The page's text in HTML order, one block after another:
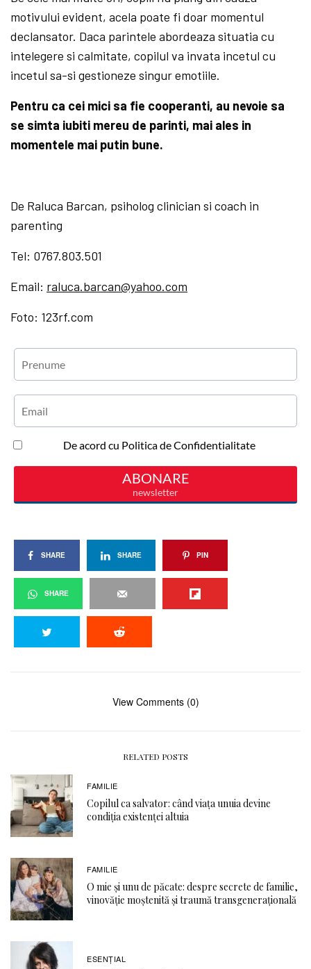
motivului evident, acela poate fi doar momentul
declansator. Daca parintele abordeaza situatia cu
intelegere si calmitate, copilul va invata incetul cu
incetul sa-si gestioneze singur emotiile.
Pentru ca cei mici sa fie cooperanti, au nevoie sa
se simta iubiti mereu de parinti, mai ales in
momentele mai putin bune.
De Raluca Barcan, psiholog clinician si coach in
parenting
Tel: 0767.803.501
Email: raluca.barcan@yahoo.com
Foto: 123rf.com
SHARE SHARE PIN
SHARE
View Comments (0)
RELATED POSTS
FAMILIE
Copilul ca salvator: când viața unuia devine
condiția existenței altuia
FAMILIE
O mie și unu de păcate: despre secrete de familie,
vinovăție moștenită și traumă transgenerațională
ESENȚIAL